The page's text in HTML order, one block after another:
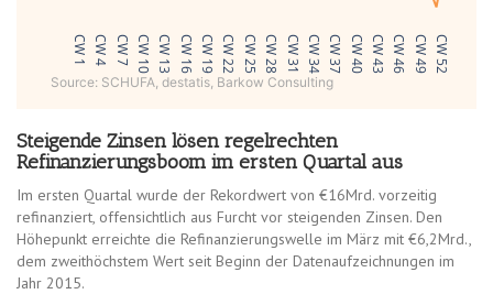
CW 1 CW 4 CW 7 CW 10 CW 13 CW 16 CW 19 CW 22 CW 25 CW 28 CW 31 CW 34 CW 37 CW 40 CW 43 CW 46 CW 49 CW 52
Source: SCHUFA, destatis, Barkow Consulting
Steigende Zinsen lösen regelrechten
Refinanzierungsboom im ersten Quartal aus
Im ersten Quartal wurde der Rekordwert von €16Mrd. vorzeitig
refinanziert, offensichtlich aus Furcht vor steigenden Zinsen. Den
Höhepunkt erreichte die Refinanzierungswelle im März mit €6,2Mrd.,
dem zweithöchstem Wert seit Beginn der Datenaufzeichnungen im
Jahr 2015.